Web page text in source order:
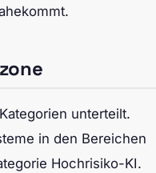
unterteilt.
in den Bereichen
Hochrisiko-KI.